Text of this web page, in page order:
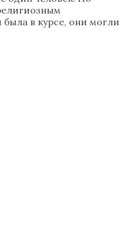
в курсе, они могли